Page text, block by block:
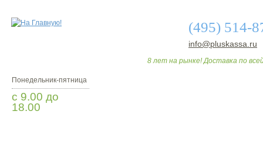
(495) 514-
info@pluskassa.ru
8 лет на рынке! Доставка по
Понедельник-пятница
с 9.00 до
18.00